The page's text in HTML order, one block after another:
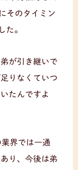
そのタイミン
た。
が引き継いで
りなくていつ
たんですよ
界では一通
り、今後は弟